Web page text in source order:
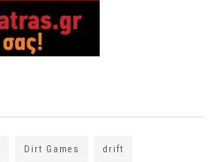
Dirt Games drift